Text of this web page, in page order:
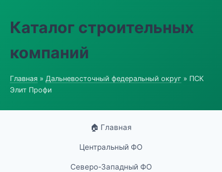
Каталог строительных
компаний
Главная » Дальневосточный федеральный округ » ПСК
Элит Профи
🏠 Главная
Центральный ФО
Северо-Западный ФО